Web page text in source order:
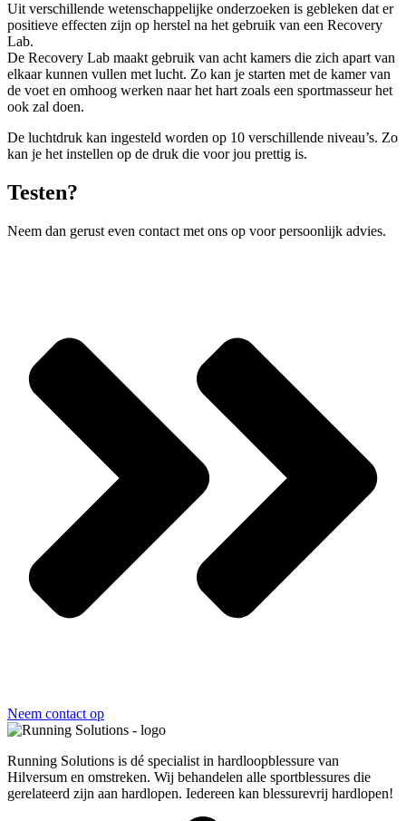
Uit verschillende wetenschappelijke onderzoeken is gebleken dat er
positieve effecten zijn op herstel na het gebruik van een Recovery
Lab.
De Recovery Lab maakt gebruik van acht kamers die zich apart van
elkaar kunnen vullen met lucht. Zo kan je starten met de kamer van
de voet en omhoog werken naar het hart zoals een sportmasseur het
ook zal doen.
De luchtdruk kan ingesteld worden op 10 verschillende niveau’s. Zo
kan je het instellen op de druk die voor jou prettig is.
Testen?
Neem dan gerust even contact met ons op voor persoonlijk advies.
Neem contact op
Running Solutions is dé specialist in hardloopblessure van
Hilversum en omstreken. Wij behandelen alle sportblessures die
gerelateerd zijn aan hardlopen. Iedereen kan blessurevrij hardlopen!